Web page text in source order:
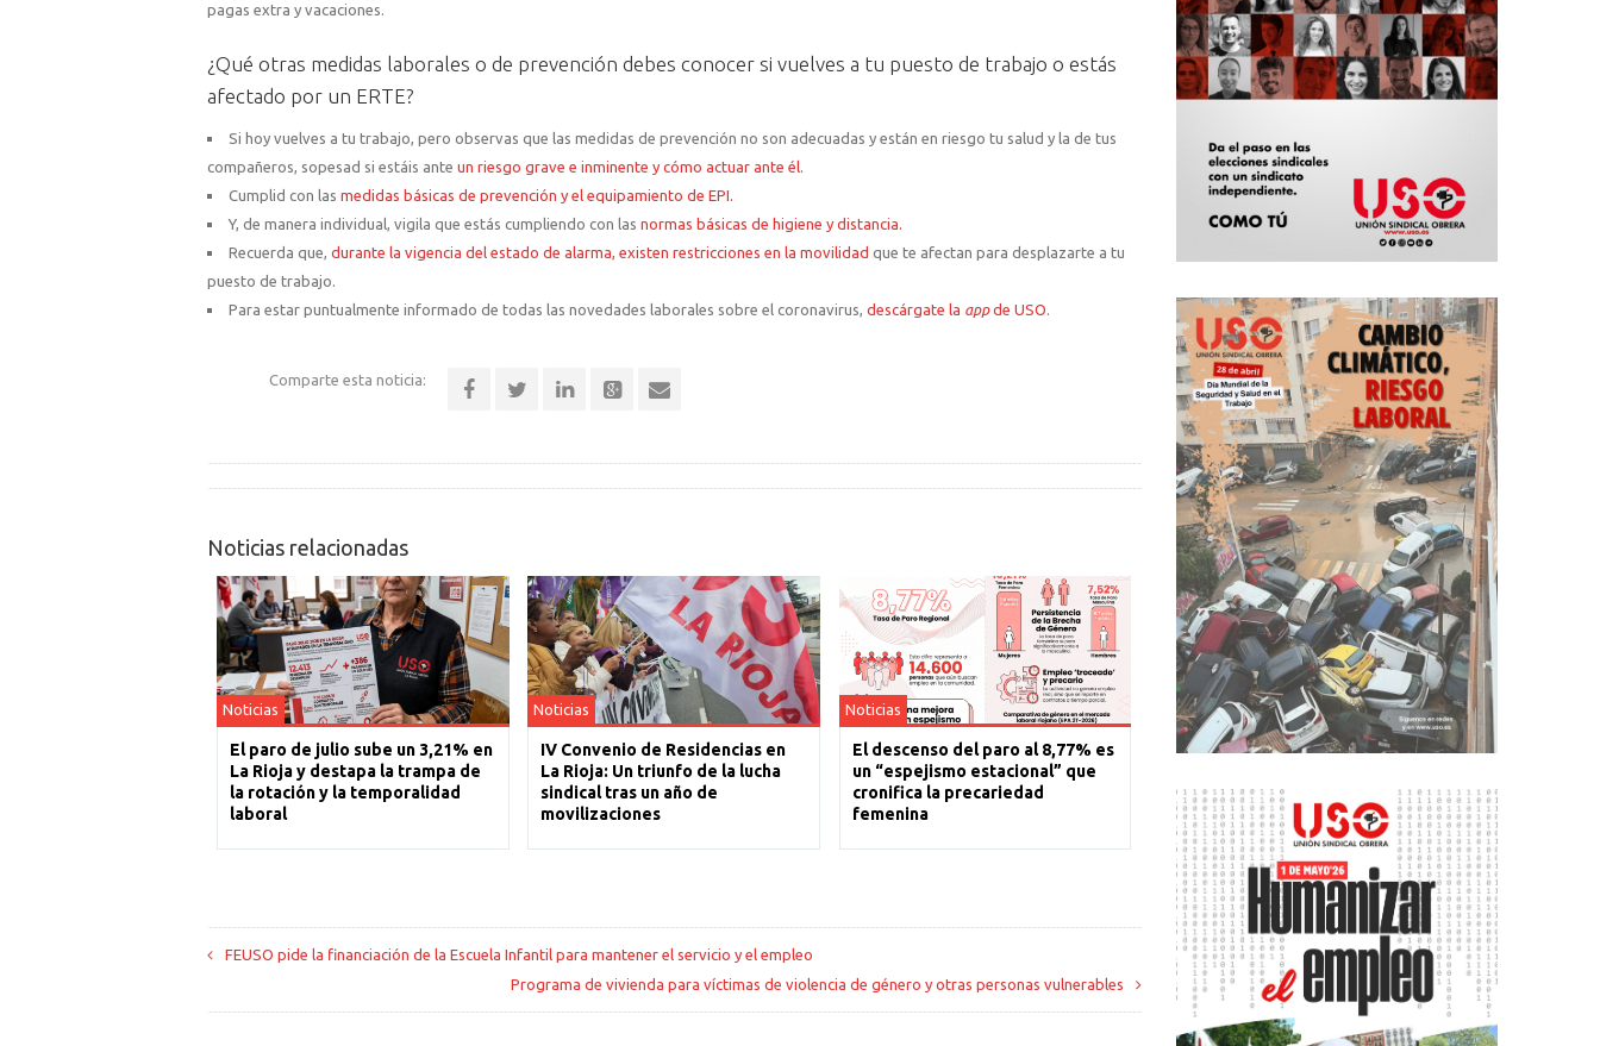
pagas extra y vacaciones.
¿Qué otras medidas laborales o de prevención debes conocer si vuelves a tu puesto de trabajo o estás
afectado por un ERTE?
Si hoy vuelves a tu trabajo, pero observas que las medidas de prevención no son adecuadas y están en riesgo tu salud y la de tus
compañeros, sopesad si estáis ante un riesgo grave e inminente y cómo actuar ante él.
Cumplid con las medidas básicas de prevención y el equipamiento de EPI.
Y, de manera individual, vigila que estás cumpliendo con las normas básicas de higiene y distancia.
Recuerda que, durante la vigencia del estado de alarma, existen restricciones en la movilidad que te afectan para desplazarte a tu
puesto de trabajo.
Para estar puntualmente informado de todas las novedades laborales sobre el coronavirus, descárgate la appde USO.
Comparte esta noticia:
Noticias relacionadas
Noticias
El paro de julio sube un 3,21% en
La Rioja y destapa la trampa de
la rotación y la temporalidad
laboral
Noticias
IV Convenio de Residencias en
La Rioja: Un triunfo de la lucha
sindical tras un año de
movilizaciones
Noticias
El descenso del paro al 8,77% es
un “espejismo estacional” que
cronifica la precariedad
femenina
FEUSO pide la financiación de la Escuela Infantil para mantener el servicio y el empleo
Programa de vivienda para víctimas de violencia de género y otras personas vulnerables